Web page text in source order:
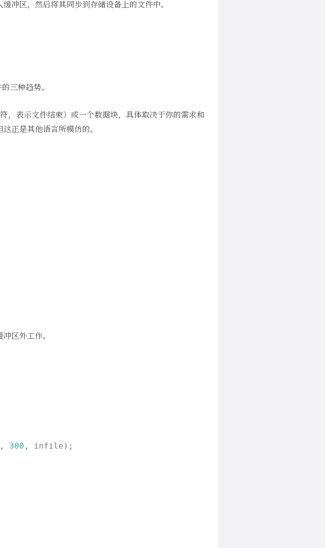
冲区，然后将其同步到存储设备上的文件中。
三种趋势。
，表示文件结束）或一个数据块，具体取决于你的需求和
正是其他语言所模仿的。
区外工作。
300 , infile);